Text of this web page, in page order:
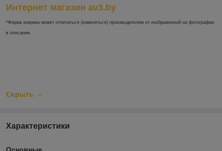
Интернет магазин av3.by
*Форма коврика может отличаться (изменяться) производителем от изображенной на фотографии
в описании.
Скрыть
Характеристики
Основные